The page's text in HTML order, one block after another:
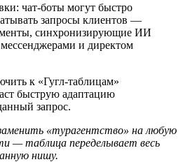
чат-боты могут быстро
запросы клиентов —
синхронизирующие ИИ
и директом
к «Гугл-таблицам»
быструю адаптацию
запрос.
«турагентство» на любую
— таблица переделывает весь
нишу.